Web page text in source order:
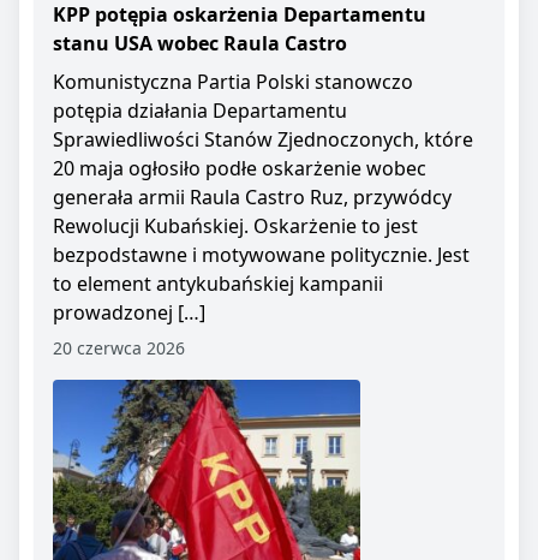
KPP potępia oskarżenia Departamentu
stanu USA wobec Raula Castro
Komunistyczna Partia Polski stanowczo
potępia działania Departamentu
Sprawiedliwości Stanów Zjednoczonych, które
20 maja ogłosiło podłe oskarżenie wobec
generała armii Raula Castro Ruz, przywódcy
Rewolucji Kubańskiej. Oskarżenie to jest
bezpodstawne i motywowane politycznie. Jest
to element antykubańskiej kampanii
prowadzonej […]
20 czerwca 2026